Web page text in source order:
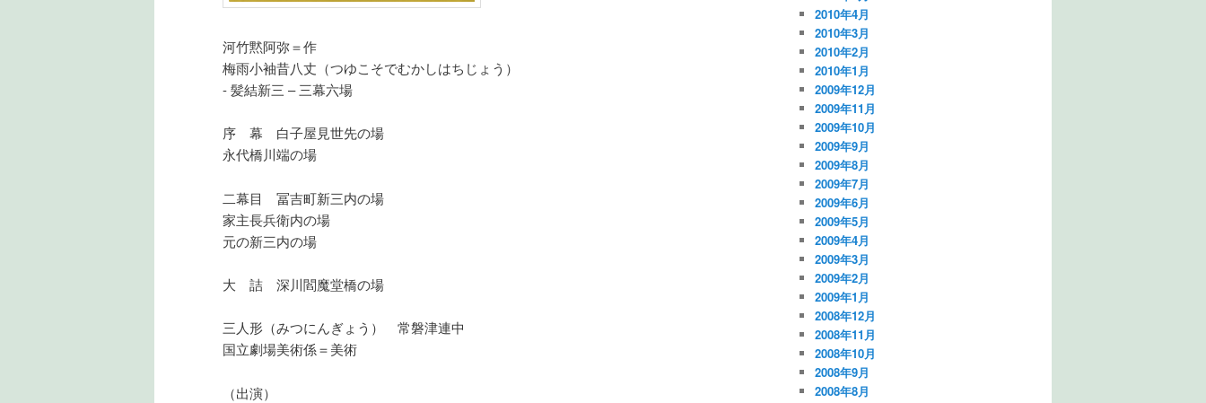
河竹黙阿弥＝作
梅雨小袖昔八丈（つゆこそでむかしはちじょう）
- 髪結新三 – 三幕六場
序 幕 白子屋見世先の場
永代橋川端の場
二幕目 冨吉町新三内の場
家主長兵衛内の場
元の新三内の場
大 詰 深川閻魔堂橋の場
三人形（みつにんぎょう） 常磐津連中
国立劇場美術係＝美術
（出演）
2010年4月
2010年3月
2010年2月
2010年1月
2009年12月
2009年11月
2009年10月
2009年9月
2009年8月
2009年7月
2009年6月
2009年5月
2009年4月
2009年3月
2009年2月
2009年1月
2008年12月
2008年11月
2008年10月
2008年9月
2008年8月